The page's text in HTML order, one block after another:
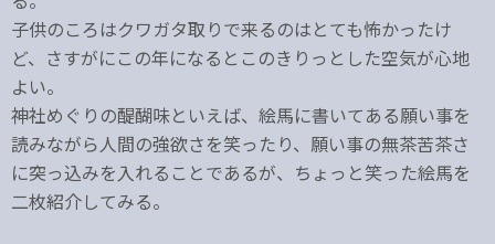
子供のころはクワガタ取りで来るのはとても怖かったけ
ど、さすがにこの年になるとこのきりっとした空気が心地
よい。
神社めぐりの醍醐味といえば、絵馬に書いてある願い事を
読みながら人間の強欲さを笑ったり、願い事の無茶苦茶さ
に突っ込みを入れることであるが、ちょっと笑った絵馬を
二枚紹介してみる。